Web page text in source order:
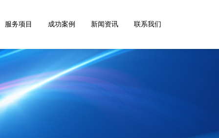
服务项目 成功案例 新闻资讯 联系我们